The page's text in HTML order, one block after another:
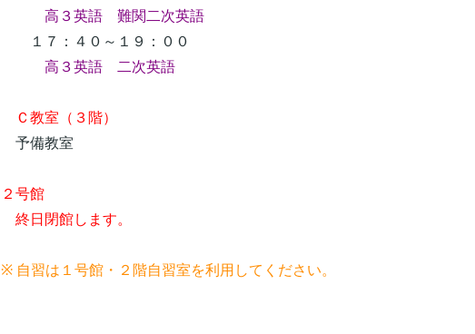
高３英語 難関二次英語
１７：４０～１９：００
高３英語 二次英語
Ｃ教室（３階）
予備教室
２号館
終日閉館します。
※ 自習は１号館・２階自習室を利用してください。